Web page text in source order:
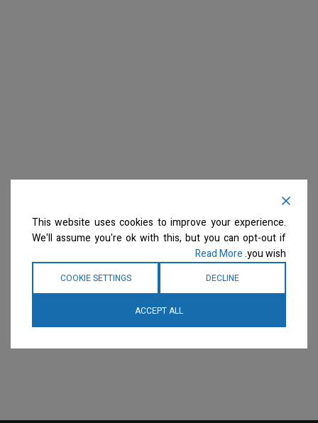
This website uses cookies to improve your experience.
We'll assume you're ok with this, but you can opt-out if
you wish.
Read More
DECLINE
COOKIE SETTINGS
ACCEPT ALL